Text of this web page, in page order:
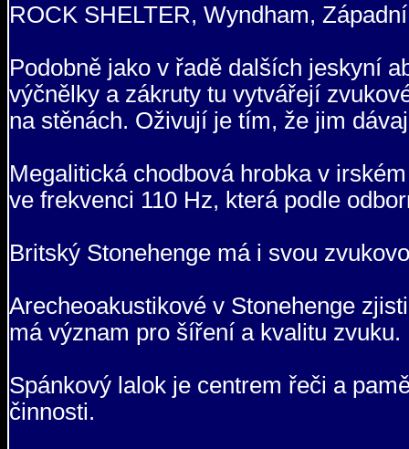
ROCK SHELTER, Wyndham,
Podobně jako v řadě dalších jeskyní
výčnělky a zákruty tu vytvářejí
na stěnách. Oživují je tím, že jim
Megalitická chodbová hrobka v
ve frekvenci 110 Hz, která podle
Britský Stonehenge má i svou
Arecheoakustikové v Stonehenge
má význam pro šíření a kvalitu zvuku.
Spánkový lalok je centrem řeči a
činnosti.